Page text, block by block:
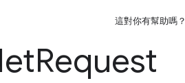
這對你有幫助嗎？
Request